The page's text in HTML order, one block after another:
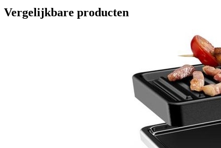
Vergelijkbare producten